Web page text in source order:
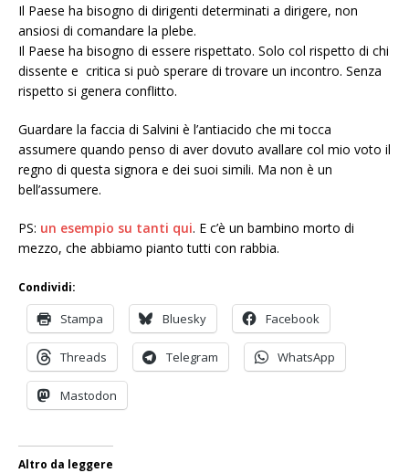
Il Paese ha bisogno di dirigenti determinati a dirigere, non
ansiosi di comandare la plebe.
Il Paese ha bisogno di essere rispettato. Solo col rispetto di chi
dissente e critica si può sperare di trovare un incontro. Senza
rispetto si genera conflitto.
Guardare la faccia di Salvini è l’antiacido che mi tocca
assumere quando penso di aver dovuto avallare col mio voto il
regno di questa signora e dei suoi simili. Ma non è un
bell’assumere.
PS: un esempio su tanti qui. E c’è un bambino morto di
mezzo, che abbiamo pianto tutti con rabbia.
Condividi:
Stampa Bluesky Facebook
Threads Telegram WhatsApp
Mastodon
Altro da leggere